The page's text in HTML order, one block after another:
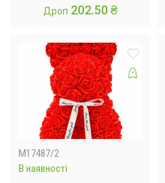
Дроп 202.50₴
M17487/2
В наявності